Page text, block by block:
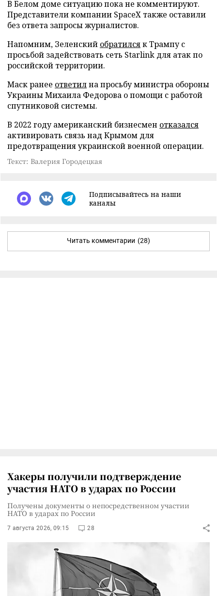
В Белом доме ситуацию пока не комментируют.
Представители компании SpaceX также оставили
без ответа запросы журналистов.
Напомним, Зеленский обратилсяк Трампу с
просьбой задействовать сеть Starlink для атак по
российской территории.
Маск ранее ответилна просьбу министра обороны
Украины Михаила Федорова о помощи с работой
спутниковой системы.
В 2022 году американский бизнесмен отказался
активировать связь над Крымом для
предотвращения украинской военной операции.
Текст: Валерия Городецкая
Подписывайтесь на наши
каналы
Читать комментарии (28)
Хакеры получили подтверждение
участия НАТО в ударах по России
Получены документы о непосредственном участии
НАТО в ударах по России
7 августа 2026, 09:15 28